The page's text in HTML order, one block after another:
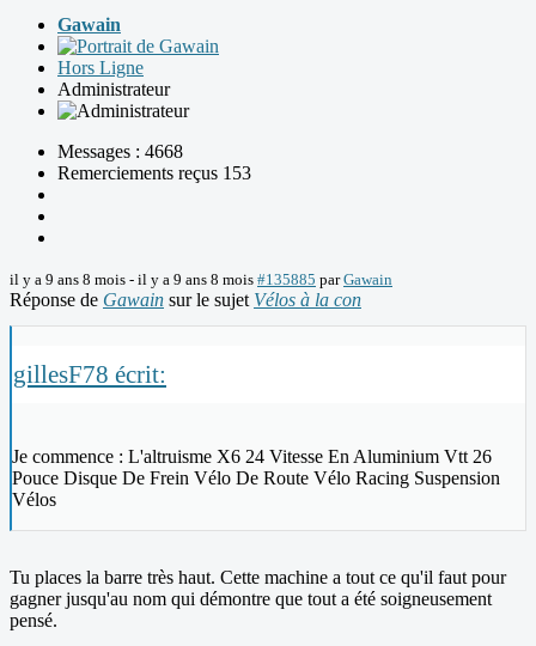
Gawain
Hors Ligne
Administrateur
Messages : 4668
Remerciements reçus 153
il y a 9 ans 8 mois - il y a 9 ans 8 mois #135885 parGawain
Réponse de Gawain sur le sujet Vélos à la con
gillesF78 écrit:
Je commence : L'altruisme X6 24 Vitesse En Aluminium Vtt 26
Pouce Disque De Frein Vélo De Route Vélo Racing Suspension
Vélos
Tu places la barre très haut. Cette machine a tout ce qu'il faut pour
gagner jusqu'au nom qui démontre que tout a été soigneusement
pensé.